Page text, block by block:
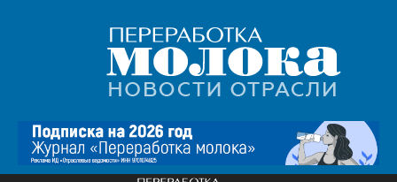
Переработка
молока
|
Новости